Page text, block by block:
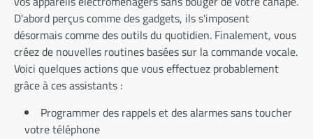
D'abord perçus comme des gadgets, ils s'imposent
désormais comme des outils du quotidien. Finalement, vous
créez de nouvelles routines basées sur la commande vocale.
Voici quelques actions que vous effectuez probablement
grâce à ces assistants :
Programmer des rappels et des alarmes sans toucher
votre téléphone